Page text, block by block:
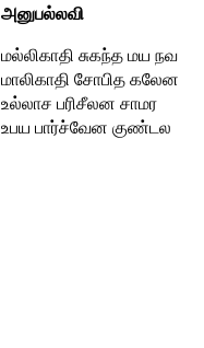
அனுபல்லவி
மல்லிகாதி சுகந்த மய நவ
மாலிகாதி சோபித கலேன
உல்லாச பரிசீலன சாமர
உபய பார்ச்வேன குண்டல